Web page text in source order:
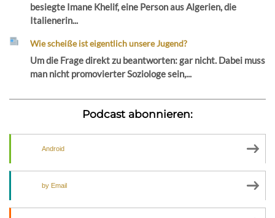
besiegte Imane Khelif, eine Person aus Algerien, die
Italienerin...
Wie scheiße ist eigentlich unsere Jugend?
Um die Frage direkt zu beantworten: gar nicht. Dabei muss
man nicht promovierter Soziologe sein,...
Podcast abonnieren:
Android
by Email